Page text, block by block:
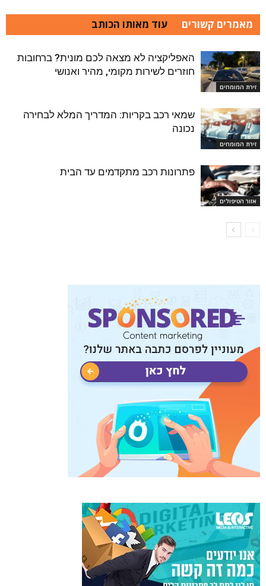
מאמרים קשורים עוד מאותו הכותב
זירת המומחים
האפליקציה לא מצאה לכם מונית? ברחובות
חוזרים לשירות מקומי, מהיר ואנושי
זירת המומחים
שמאי רכב בקריות: המדריך המלא לבחירה
נכונה
אזור הטיפולים
פתרונות רכב מתקדמים עד הבית